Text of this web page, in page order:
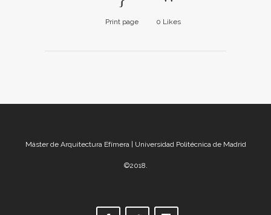
Print page 0 Likes
Máster de Arquitectura Efímera | Universidad Politécnica de Madrid
©2018.